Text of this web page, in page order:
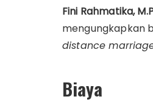
Fini Rahmatika,
mengungkapkan
distance
Biaya